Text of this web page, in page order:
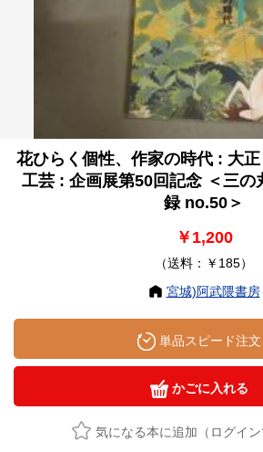
花ひらく個性、作家の時代 : 大
工芸 : 企画展第50回記念 ＜三の
録 no.50＞
￥1,200
（送料：￥185）
宮城)阿武隈書房
単品スピード注文
かごに入れる
気になる本に追加（ログイン